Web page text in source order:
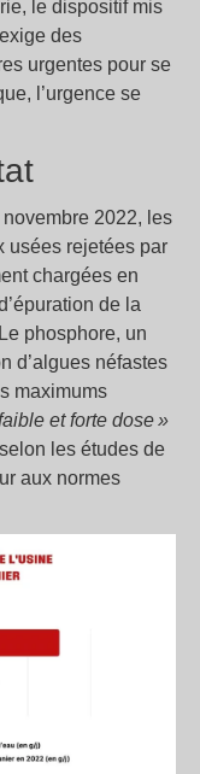
le dispositif mis
des
urgentes pour se
l’urgence se
2022, les
usées rejetées par
chargées en
de la
phosphore, un
d’algues néfastes
maximums
et forte dose »
les études de
aux normes